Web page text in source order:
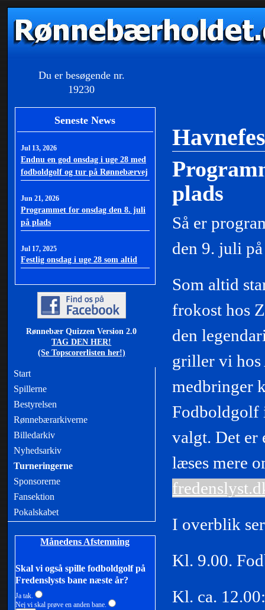
Du er besøgende nr.
19230
Seneste News
Jul 13, 2026
Endnu en god onsdag i uge 28 med
fodboldgolf og tur på Rønnebærvej
Jun 21, 2026
Programmet for onsdag den 8. juli
på plads
Jul 17, 2025
Festlig onsdag i uge 28 som altid
Rønnebær Quizzen Version 2.0
TAG DEN HER!
(Se Topscorerlisten her!)
Start
Spillerne
Bestyrelsen
Rønnebærarkiverne
Billedarkiv
Nyhedsarkiv
Turneringerne
Sponsorerne
Fansektion
Pokalskabet
Månedens Afstemning
Skal vi også spille fodboldgolf på
Fredenslysts bane næste år?
Ja tak.
Nej vi skal prøve en anden bane.
plads
Så er
den 9. juli
Som altid
frokost hos
den
griller vi hos
medbringer
Fodboldgolf
valgt. Det er
læses mere
I overblik
Kl. 9.00.
Kl. ca.